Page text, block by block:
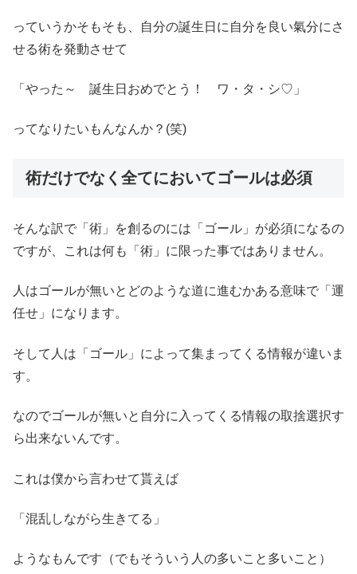
っていうかそもそも、自分の誕生日に自分を良い氣分にさ
せる術を発動させて
「やった～ 誕生日おめでとう！ ワ・タ・シ♡」
ってなりたいもんなんか？(笑)
術だけでなく全てにおいてゴールは必須
そんな訳で「術」を創るのには「ゴール」が必須になるの
ですが、これは何も「術」に限った事ではありません。
人はゴールが無いとどのような道に進むかある意味で「運
任せ」になります。
そして人は「ゴール」によって集まってくる情報が違いま
す。
なのでゴールが無いと自分に入ってくる情報の取捨選択す
ら出来ないんです。
これは僕から言わせて貰えば
「混乱しながら生きてる」
ようなもんです（でもそういう人の多いこと多いこと）